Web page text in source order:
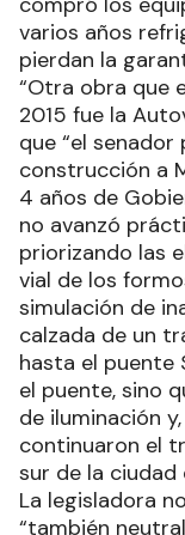
varios años
pierdan la
“Otra obra que
2015 fue la
que “el
construcción a
4 años de
no avanzó
priorizando las
vial de los
simulación de
calzada de un
hasta el puente
el puente, sino
de iluminación
continuaron el
sur de la ciudad
La legisladora
“también